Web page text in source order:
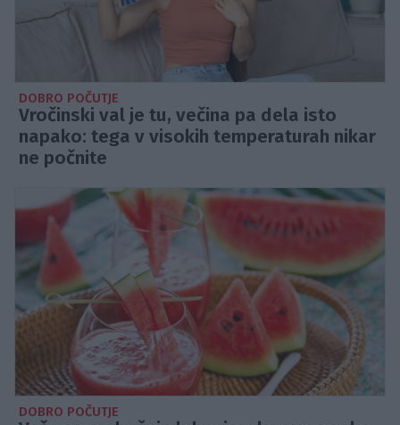
DOBRO POČUTJE
Vročinski val je tu, večina pa dela isto
napako: tega v visokih temperaturah nikar
ne počnite
DOBRO POČUTJE